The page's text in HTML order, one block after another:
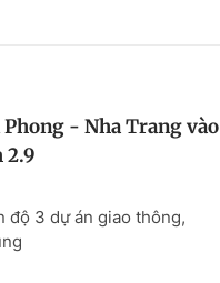
Phong - Nha Trang vào
2.9
độ 3 dự án giao thông,